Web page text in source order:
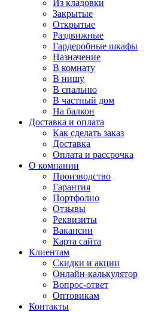
Из кладовки
Закрытые
Открытые
Раздвижные
Гардеробные шкафы
Назначение
В комнату
В нишу
В спальню
В частный дом
На балкон
Доставка и оплата
Как сделать заказ
Доставка
Оплата и рассрочка
О компании
Производство
Гарантия
Портфолио
Отзывы
Реквизиты
Вакансии
Карта сайта
Клиентам
Скидки и акции
Онлайн-калькулятор
Вопрос-ответ
Оптовикам
Контакты